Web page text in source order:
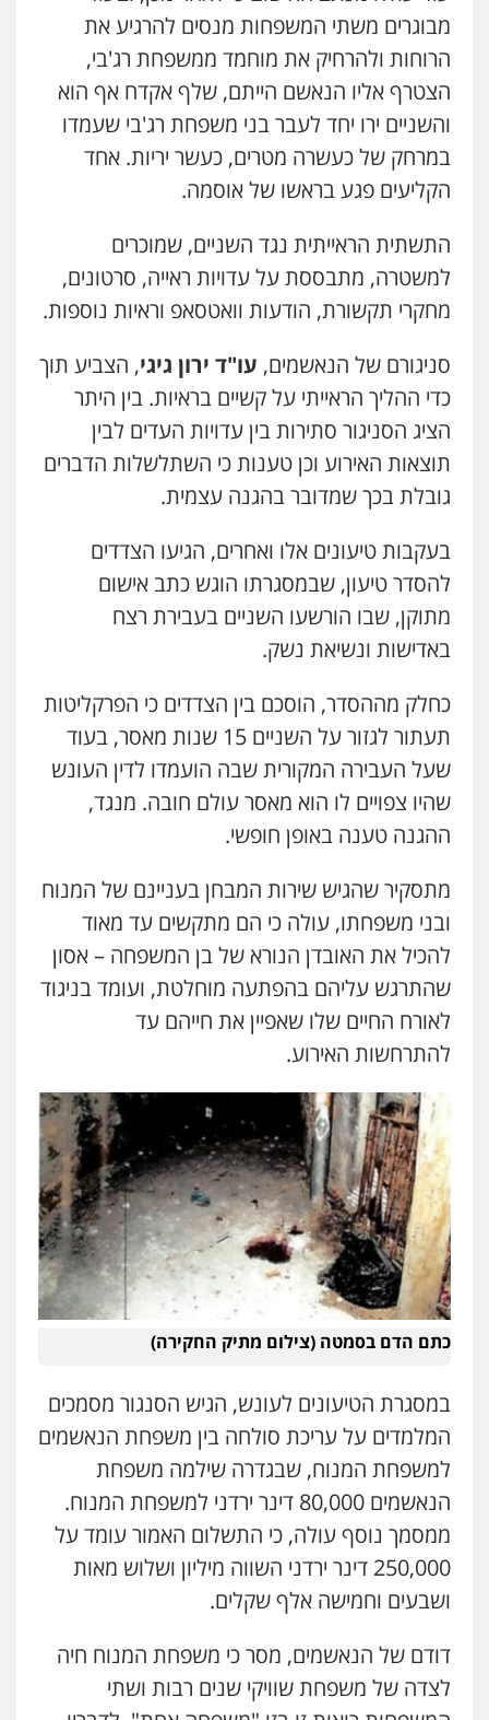
מבוגרים משתי המשפחות מנסים להרגיע את
הרוחות ולהרחיק את מוחמד ממשפחת רג'בי,
הצטרף אליו הנאשם הייתם, שלף אקדח אף הוא
והשניים ירו יחד לעבר בני משפחת רג'בי שעמדו
במרחק של כעשרה מטרים, כעשר יריות. אחד
הקליעים פגע בראשו של אוסמה.
התשתית הראייתית נגד השניים, שמוכרים
למשטרה, מתבססת על עדויות ראייה, סרטונים,
מחקרי תקשורת, הודעות וואטסאפ וראיות נוספות.
סניגורם של הנאשמים, עו"ד ירון גיגי, הצביע תוך
כדי ההליך הראייתי על קשיים בראיות. בין היתר
הציג הסניגור סתירות בין עדויות העדים לבין
תוצאות האירוע וכן טענות כי השתלשלות הדברים
גובלת בכך שמדובר בהגנה עצמית.
בעקבות טיעונים אלו ואחרים, הגיעו הצדדים
להסדר טיעון, שבמסגרתו הוגש כתב אישום
מתוקן, שבו הורשעו השניים בעבירת רצח
באדישות ונשיאת נשק.
כחלק מההסדר, הוסכם בין הצדדים כי הפרקליטות
תעתור לגזור על השניים 15 שנות מאסר, בעוד
שעל העבירה המקורית שבה הועמדו לדין העונש
שהיו צפויים לו הוא מאסר עולם חובה. מנגד,
ההגנה טענה באופן חופשי.
מתסקיר שהגיש שירות המבחן בעניינם של המנוח
ובני משפחתו, עולה כי הם מתקשים עד מאוד
להכיל את האובדן הנורא של בן המשפחה – אסון
שהתרגש עליהם בהפתעה מוחלטת, ועומד בניגוד
לאורח החיים שלו שאפיין את חייהם עד
להתרחשות האירוע.
כתם הדם בסמטה (צילום מתיק החקירה)
במסגרת הטיעונים לעונש, הגיש הסנגור מסמכים
המלמדים על עריכת סולחה בין משפחת הנאשמים
למשפחת המנוח, שבגדרה שילמה משפחת
הנאשמים 80,000 דינר ירדני למשפחת המנוח.
ממסמך נוסף עולה, כי התשלום האמור עומד על
250,000 דינר ירדני השווה מיליון ושלוש מאות
ושבעים וחמישה אלף שקלים.
דודם של הנאשמים, מסר כי משפחת המנוח חיה
לצדה של משפחת שוויקי שנים רבות ושתי